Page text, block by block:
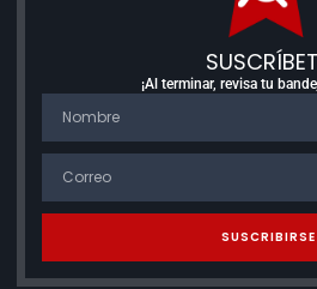
¡Al terminar, revisa tu
SUSCRIBIRSE